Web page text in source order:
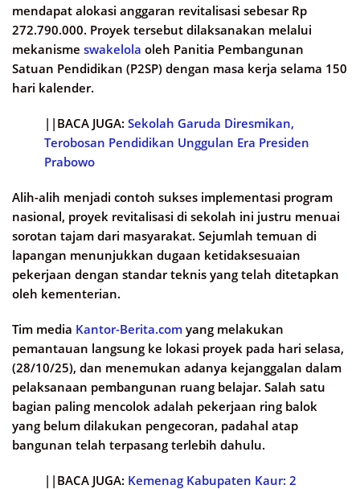
mendapat alokasi anggaran revitalisasi sebesar Rp
272.790.000. Proyek tersebut dilaksanakan melalui
mekanisme swakelola oleh Panitia Pembangunan
Satuan Pendidikan (P2SP) dengan masa kerja selama 150
hari kalender.
||BACA JUGA: Sekolah Garuda Diresmikan,
Terobosan Pendidikan Unggulan Era Presiden
Prabowo
Alih-alih menjadi contoh sukses implementasi program
nasional, proyek revitalisasi di sekolah ini justru menuai
sorotan tajam dari masyarakat. Sejumlah temuan di
lapangan menunjukkan dugaan ketidaksesuaian
pekerjaan dengan standar teknis yang telah ditetapkan
oleh kementerian.
Tim media Kantor-Berita.com yang melakukan
pemantauan langsung ke lokasi proyek pada hari selasa,
(28/10/25), dan menemukan adanya kejanggalan dalam
pelaksanaan pembangunan ruang belajar. Salah satu
bagian paling mencolok adalah pekerjaan ring balok
yang belum dilakukan pengecoran, padahal atap
bangunan telah terpasang terlebih dahulu.
||BACA JUGA: Kemenag Kabupaten Kaur: 2